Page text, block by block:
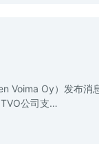
Voima Oy）发布
公司支…